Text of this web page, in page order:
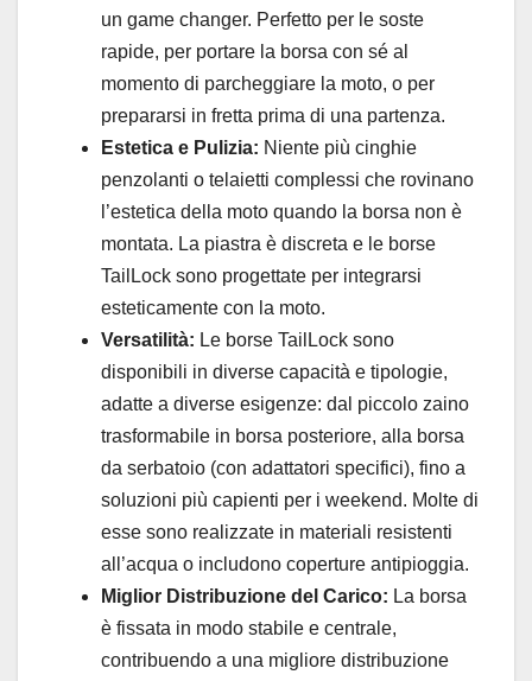
un game changer. Perfetto per le soste
rapide, per portare la borsa con sé al
momento di parcheggiare la moto, o per
prepararsi in fretta prima di una partenza.
Estetica e Pulizia: Niente più cinghie
penzolanti o telaietti complessi che rovinano
l’estetica della moto quando la borsa non è
montata. La piastra è discreta e le borse
TailLock sono progettate per integrarsi
esteticamente con la moto.
Versatilità: Le borse TailLock sono
disponibili in diverse capacità e tipologie,
adatte a diverse esigenze: dal piccolo zaino
trasformabile in borsa posteriore, alla borsa
da serbatoio (con adattatori specifici), fino a
soluzioni più capienti per i weekend. Molte di
esse sono realizzate in materiali resistenti
all’acqua o includono coperture antipioggia.
Miglior Distribuzione del Carico: La borsa
è fissata in modo stabile e centrale,
contribuendo a una migliore distribuzione